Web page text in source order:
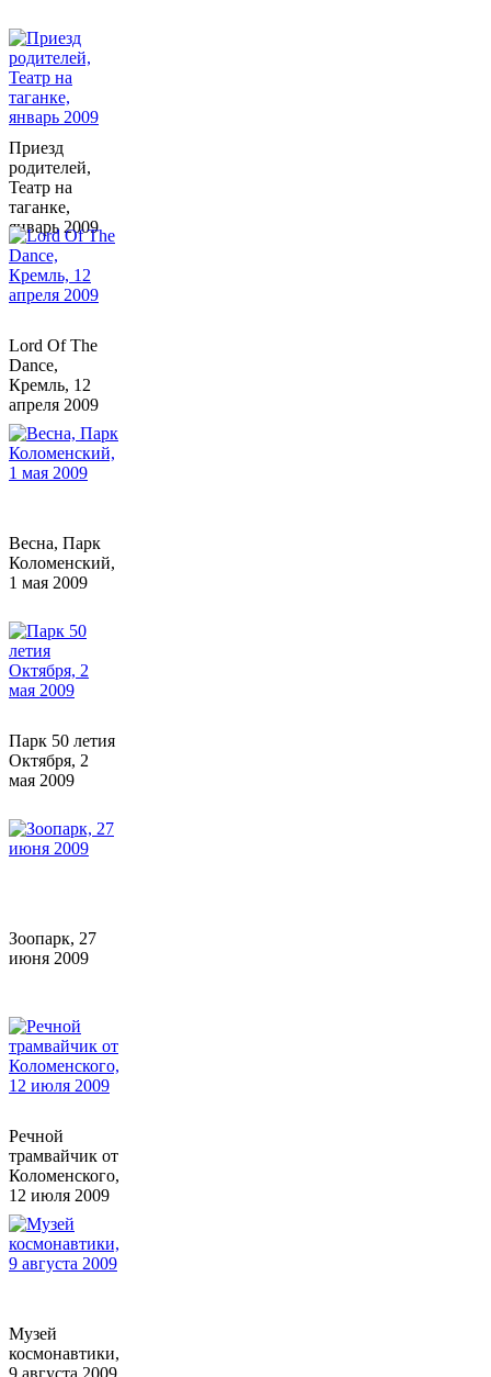
Приезд
родителей,
Театр на
таганке,
январь 2009
Lord Of The
Dance,
Кремль, 12
апреля 2009
Весна, Парк
Коломенский,
1 мая 2009
Парк 50 летия
Октября, 2
мая 2009
Зоопарк, 27
июня 2009
Речной
трамвайчик от
Коломенского,
12 июля 2009
Музей
космонавтики,
9 августа 2009